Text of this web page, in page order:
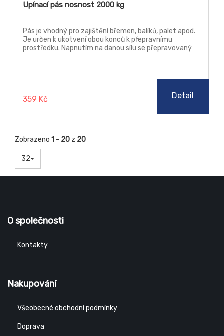
Upínací pás nosnost 2000 kg
Pás je vhodný pro zajištění břemen, balíků, palet apod.
Je určen k ukotvení obou konců k přepravnímu
prostředku. Napnutím na danou sílu se přepravovaný
359 Kč Detail
Zobrazeno 1 - 20 z 20
32
O společnosti
Kontakty
Nakupování
Všeobecné obchodní podmínky
Doprava